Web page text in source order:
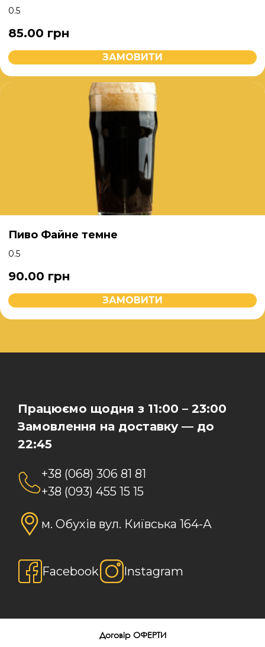
0.5
85.00 грн
ЗАМОВИТИ
Пиво Файне темне
0.5
90.00 грн
ЗАМОВИТИ
Працюємо щодня з 11:00 – 23:00
Замовлення на доставку — до
22:45
+38 (068) 306 81 81
+38 (093) 455 15 15
м. Обухів вул. Київська 164-А
Facebook Instagram
Договір ОФЕРТИ